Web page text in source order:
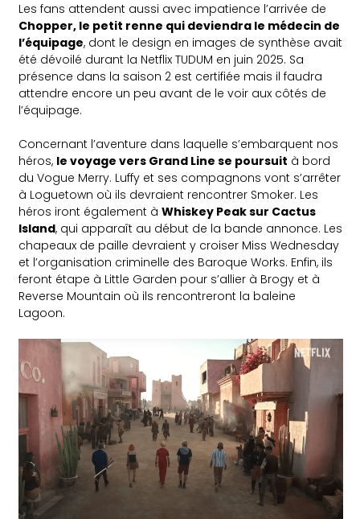
Les fans attendent aussi avec impatience l’arrivée de
Chopper, le petit renne qui deviendra le médecin de
l’équipage, dont le design en images de synthèse avait
été dévoilé durant la Netflix TUDUM en juin 2025. Sa
présence dans la saison 2 est certifiée mais il faudra
attendre encore un peu avant de le voir aux côtés de
l’équipage.
Concernant l’aventure dans laquelle s’embarquent nos
héros, le voyage vers Grand Line se poursuit à bord
du Vogue Merry. Luffy et ses compagnons vont s’arrêter
à Loguetown où ils devraient rencontrer Smoker. Les
héros iront également àWhiskey Peak sur Cactus
Island, qui apparaît au début de la bande annonce. Les
chapeaux de paille devraient y croiser Miss Wednesday
et l’organisation criminelle des Baroque Works. Enfin, ils
feront étape à Little Garden pour s’allier à Brogy et à
Reverse Mountain où ils rencontreront la baleine
Lagoon.